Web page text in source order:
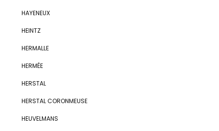
HAYENEUX
HEINTZ
HERMALLE
HERMÉE
HERSTAL
HERSTAL CORONMEUSE
HEUVELMANS